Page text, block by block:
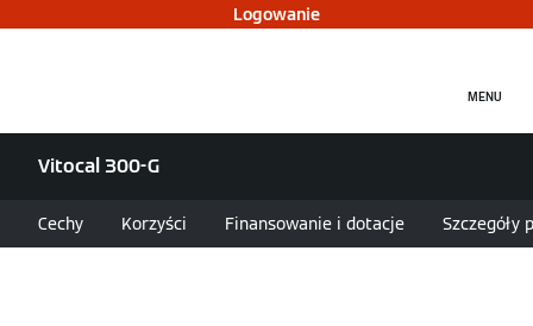
Logowanie
MENU
Vitocal 300-G
Cechy Korzyści Finansowanie i dotacje Szczegóły